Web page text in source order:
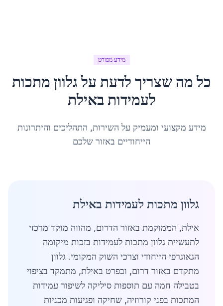
מידע מפורט
כל מה שצריך לדעת עלגלוון מתכות
לעמידות באילת
מידע מקצועי ומעמיק על השירות, התהליכים והיתרונות
הייחודיים באזור שלכם
גלוון מתכות לעמידות באילת
אילת, הממוקמת באזור הדרום, מהווה מוקד מרכזי
לתעשיית גלוון מתכות לעמידות בזכות מיקומה
הגאוגרפי הייחודי וצרכי השוק המקומי. גלוון
מתקדם באזור דרום, ובפרט באילת, מתמקד בציפוי
בטבילה חמה עם תוספות סיליקה לשיפור עמידות
המתכות בפני קורוזיה, שחיקה ופגיעות מכניות